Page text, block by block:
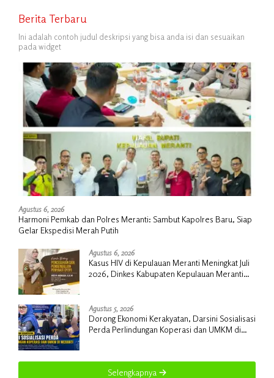
Berita Terbaru
Ini adalah contoh judul deskripsi yang bisa anda isi dan sesuaikan
pada widget
Agustus 6, 2026
Harmoni Pemkab dan Polres Meranti: Sambut Kapolres Baru, Siap
Gelar Ekspedisi Merah Putih
Agustus 6, 2026
Kasus HIV di Kepulauan Meranti Meningkat Juli
2026, Dinkes Kabupaten Kepulauan Meranti
Agustus 5, 2026
Dorong Ekonomi Kerakyatan, Darsini Sosialisasi
Perda Perlindungan Koperasi dan UMKM di
Selengkapnya